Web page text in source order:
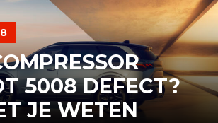
5008 DEFECT?
JE WETEN